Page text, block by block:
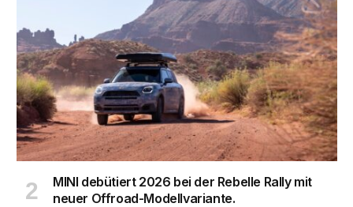
MINI debütiert 2026 bei der Rebelle Rally mit
neuer Offroad-Modellvariante.